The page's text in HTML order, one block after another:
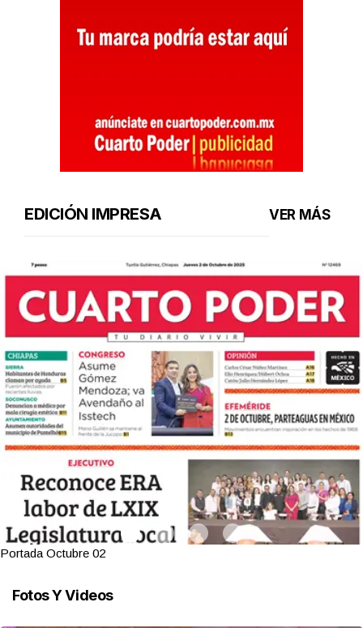
EDICIÓN IMPRESA VER MÁS
Portada Octubre 02
Fotos Y Videos